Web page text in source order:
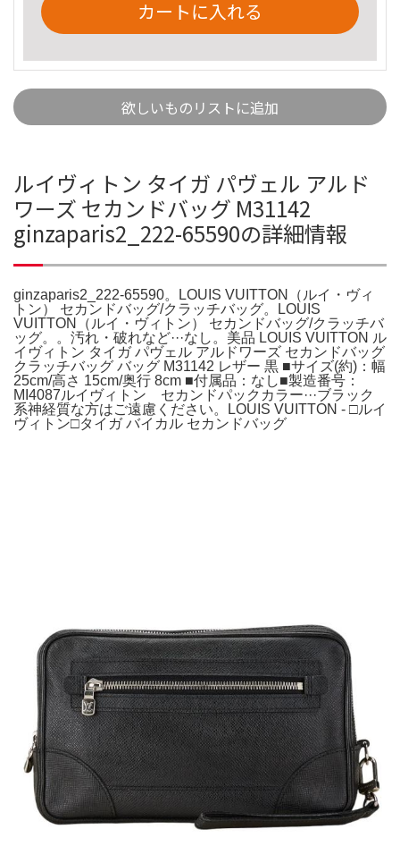
カートに入れる
欲しいものリストに追加
ルイヴィトン タイガ パヴェル アルド
ワーズ セカンドバッグ M31142
ginzaparis2_222-65590の詳細情報
ginzaparis2_222-65590。LOUIS VUITTON（ルイ・ヴィ
トン） セカンドバッグ/クラッチバッグ。LOUIS
VUITTON（ルイ・ヴィトン） セカンドバッグ/クラッチバ
ッグ。。汚れ・破れなど···なし。美品 LOUIS VUITTON ル
イヴィトン タイガ パヴェル アルドワーズ セカンドバッグ
クラッチバッグ バッグ M31142 レザー 黒 ■サイズ(約)：幅
25cm/高さ 15cm/奥行 8cm ■付属品：なし■製造番号：
MI4087ルイヴィトン セカンドパックカラー···ブラック
系神経質な方はご遠慮ください。LOUIS VUITTON - □ルイ
ヴィトン□タイガ バイカル セカンドバッグ